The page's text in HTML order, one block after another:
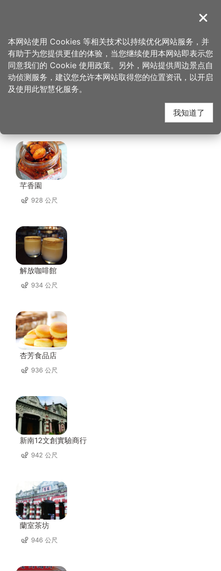
導覽
首页 > 想去的地方 > 美食、购物 > TINA厨房大溪店
TINA厨房大溪店 周边
店家
芊香園
928 公尺
解放咖啡館
934 公尺
杏芳食品店
936 公尺
新南12文創實驗商行
942 公尺
蘭室茶坊
946 公尺
关闭
本网站使用 Cookies 等相关技术以持续优化网站服务，并
有助于为您提供更佳的体验，当您继续使用本网站即表示您
同意我们的 Cookie 使用政策。另外，网站提供周边景点自
动侦测服务，建议您允许本网站取得您的位置资讯，以开启
及使用此智慧化服务。
我知道了